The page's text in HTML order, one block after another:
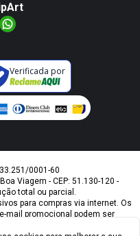
Verificada por
0001-60
Viagem - CEP: 51.130-120 -
total ou parcial.
para compras via internet. Os
mail promocional podem ser